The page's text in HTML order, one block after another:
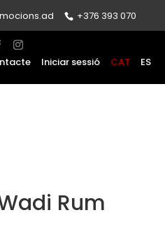
+376 393 070
Iniciar sessió CAT ES
Rum